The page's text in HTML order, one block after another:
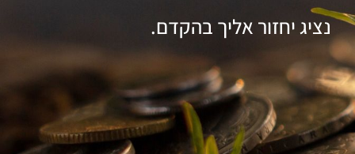
נציג יחזור אליך בהקדם.